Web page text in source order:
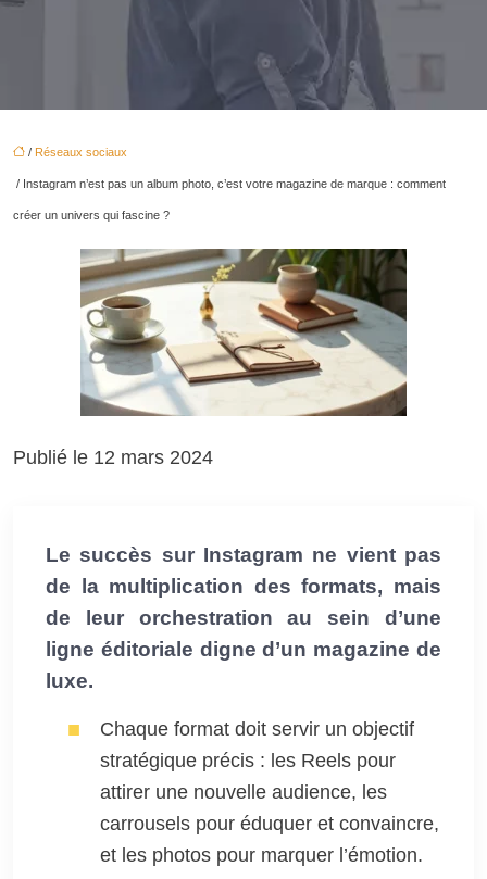
/ Réseaux sociaux
/ Instagram n’est pas un album photo, c’est votre magazine de marque : comment
créer un univers qui fascine ?
Publié le 12 mars 2024
Le succès sur Instagram ne vient pas
de la multiplication des formats, mais
de leur orchestration au sein d’une
ligne éditoriale digne d’un magazine de
luxe.
Chaque format doit servir un objectif
stratégique précis : les Reels pour
attirer une nouvelle audience, les
carrousels pour éduquer et convaincre,
et les photos pour marquer l’émotion.